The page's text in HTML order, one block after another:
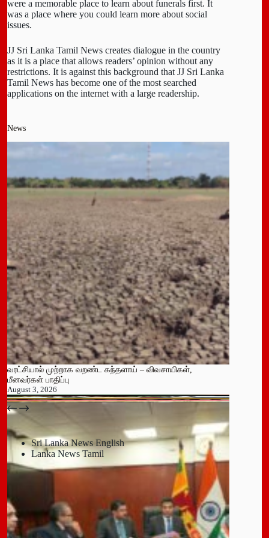
were a memorable place to learn about funerals first. It
was a place where you could learn more about social
issues.
JJ Sri Lanka Tamil News creates dialogue in the country
as it is a place that allows readers’ opinion without any
restrictions. It is against this background that JJ Sri Lanka
Tamil News has become one of the most searched
applications on the internet with a large readership.
News
வரட்சியால் முற்றாக வறண்ட கந்தளாய் – விவசாயிகள்,
மீனவர்கள் பாதிப்பு
August 3, 2026
பதுளை மாநகர சபையின் NPP உறுப்பினர் திடீர் ராஜினாமா!
July 14, 2026
Sri Lanka News English
Lanka News Tamil